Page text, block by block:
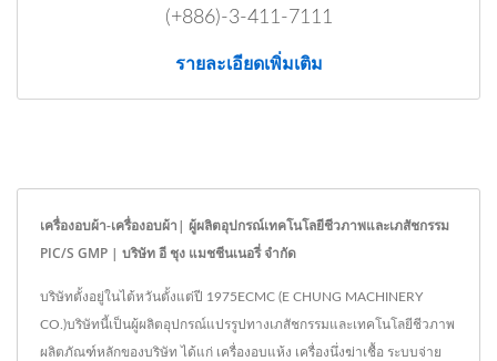
(+886)-3-411-7111
รายละเอียดเพิ่มเติม
เครื่องอบผ้า-เครื่องอบผ้า| ผู้ผลิตอุปกรณ์เทคโนโลยีชีวภาพและเภสัชกรรม
PIC/S GMP | บริษัท อี ชุง แมชชีนเนอรี่ จำกัด
บริษัทตั้งอยู่ในไต้หวันตั้งแต่ปี 1975ECMC (E CHUNG MACHINERY
CO.)บริษัทนี้เป็นผู้ผลิตอุปกรณ์แปรรูปทางเภสัชกรรมและเทคโนโลยีชีวภาพ
ผลิตภัณฑ์หลักของบริษัท ได้แก่ เครื่องอบแห้ง เครื่องนึ่งฆ่าเชื้อ ระบบจ่าย